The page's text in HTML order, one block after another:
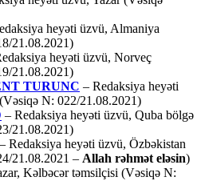
heyəti üzvü, Almaniya
21.08.2021)
heyəti üzvü, Norveç
21.08.2021)
TURUNC – Redaksiya heyəti
N: 022/21.08.2021)
– Redaksiya heyəti üzvü, Quba bölgə
21.08.2021)
– Redaksiya heyəti üzvü, Özbəkistan
21.08.2021 – Allah rəhmət eləsin)
Kəlbəcər təmsilçisi (Vəsiqə N: